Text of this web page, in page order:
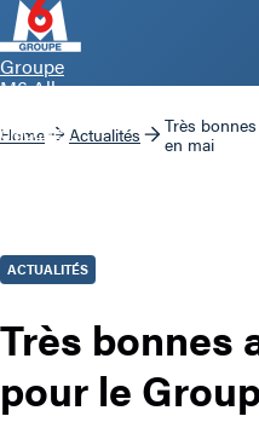
Groupe
M6 Aller
d’accueil
Home Actualités
Très
en mai
ACTUALITÉS
Très bonnes
pour le